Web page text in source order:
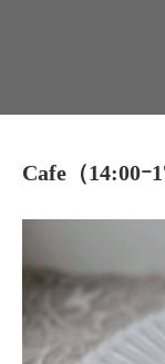
Cafe（14:00ｰ